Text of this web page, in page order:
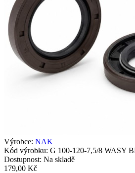
Výrobce: NAK
Kód výrobku: G 100-120-7,5/8 WASY
Dostupnost: Na skladě
179,00 Kč